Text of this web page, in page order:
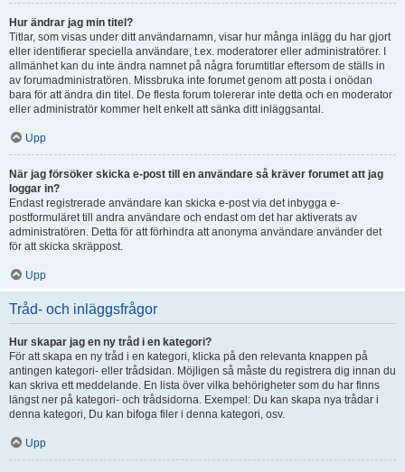
Hur ändrar jag min titel?
Titlar, som visas under ditt användarnamn, visar hur många inlägg du har gjort
eller identifierar speciella användare, t.ex. moderatorer eller administratörer. I
allmänhet kan du inte ändra namnet på några forumtitlar eftersom de ställs in
av forumadministratören. Missbruka inte forumet genom att posta i onödan
bara för att ändra din titel. De flesta forum tolererar inte detta och en moderator
eller administratör kommer helt enkelt att sänka ditt inläggsantal.
Upp
När jag försöker skicka e-post till en användare så kräver forumet att jag
loggar in?
Endast registrerade användare kan skicka e-post via det inbygga e-
postformuläret till andra användare och endast om det har aktiverats av
administratören. Detta för att förhindra att anonyma användare använder det
för att skicka skräppost.
Upp
Tråd- och inläggsfrågor
Hur skapar jag en ny tråd i en kategori?
För att skapa en ny tråd i en kategori, klicka på den relevanta knappen på
antingen kategori- eller trådsidan. Möjligen så måste du registrera dig innan du
kan skriva ett meddelande. En lista över vilka behörigheter som du har finns
längst ner på kategori- och trådsidorna. Exempel: Du kan skapa nya trådar i
denna kategori, Du kan bifoga filer i denna kategori, osv.
Upp